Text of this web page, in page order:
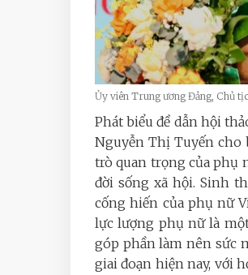
Ủy viên Trung ương Đảng, Chủ
Phát biểu đề dẫn hội
Nguyễn Thị Tuyến cho
trò quan trọng của phụ
đời sống xã hội. Sinh
cống hiến của phụ nữ
lực lượng phụ nữ là
góp phần làm nên sức
giai đoạn hiện nay, với